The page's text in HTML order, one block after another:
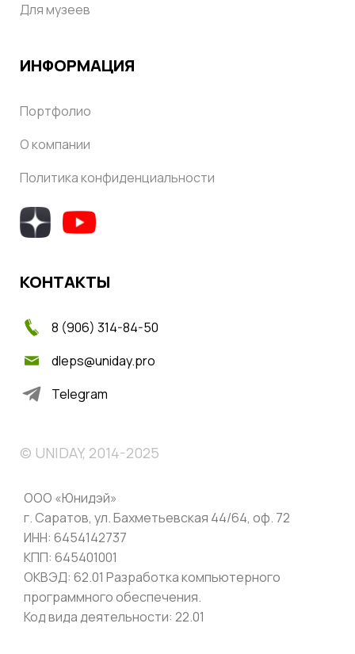
Для музеев
ИНФОРМАЦИЯ
Портфолио
О компании
Политика конфиденциальности
КОНТАКТЫ
8 (906) 314-84-50
dleps@uniday.pro
Telegram
© UNIDAY, 2014-2025
ООО «Юнидэй»
г. Саратов, ул. Бахметьевская 44/64, оф. 72
ИНН: 6454142737
КПП: 645401001
ОКВЭД: 62.01 Разработка компьютерного
программного обеспечения.
Код вида деятельности: 22.01